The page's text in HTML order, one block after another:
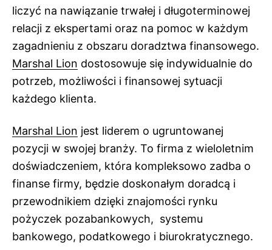
liczyć na nawiązanie trwałej i długoterminowej
relacji z ekspertami oraz na pomoc w każdym
zagadnieniu z obszaru doradztwa finansowego.
Marshal Lion dostosowuje się indywidualnie do
potrzeb, możliwości i finansowej sytuacji
każdego klienta.
Marshal Lion jest liderem o ugruntowanej
pozycji w swojej branży. To firma z wieloletnim
doświadczeniem, która kompleksowo zadba o
finanse firmy, będzie doskonałym doradcą i
przewodnikiem dzięki znajomości rynku
pożyczek pozabankowych, systemu
bankowego, podatkowego i biurokratycznego.